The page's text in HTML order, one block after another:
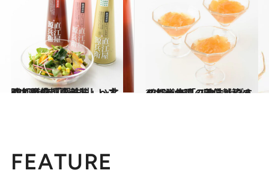
2017.11.5
47都道府県の美味しいすぐれもの 「調味料」～北陸・甲信越篇～
グルメ 2018.6.17
47都道府県の美味しいすぐれもの 「スタミナグルメ」～北陸・甲信越篇～
グルメ
FEATURE